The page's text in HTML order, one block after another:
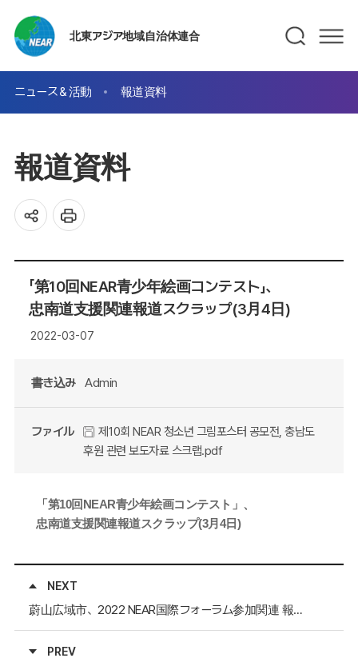
北東アジア地域自治体連合
ニュース＆活動 報道資料
報道資料
「第10回NEAR青少年絵画コンテスト」、
忠南道支援関連報道スクラップ(3月4日)
2022-03-07
書き込み Admin
ファイル
제10회 NEAR 청소년 그림포스터 공모전, 충남도
후원 관련 보도자료 스크랩.pdf
「第10回 NEAR青少年絵画コンテスト」、
忠南道支援関連報道スクラップ(3月 4日)
NEXT
蔚山広域市、2022 NEAR国際フォーラム参加関連 報道資料のスクラップ
PREV